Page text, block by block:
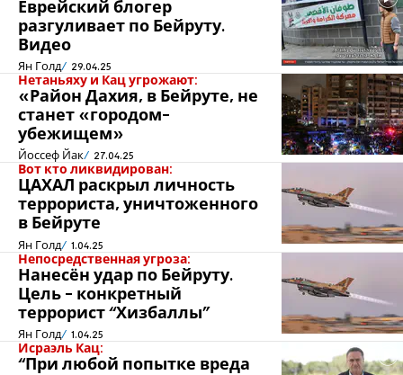
Еврейский блогер
разгуливает по Бейруту.
Видео
Ян Голд 29.04.25
Нетаньяху и Кац угрожают:
«Район Дахия, в Бейруте, не
станет «городом-
убежищем»
Йоссеф Йак 27.04.25
Вот кто ликвидирован:
ЦАХАЛ раскрыл личность
террориста, уничтоженного
в Бейруте
Ян Голд 1.04.25
Непосредственная угроза:
Нанесён удар по Бейруту.
Цель - конкретный
террорист “Хизбаллы”
Ян Голд 1.04.25
Исраэль Кац:
“При любой попытке вреда